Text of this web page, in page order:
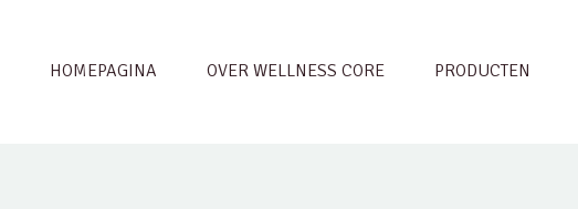
HOMEPAGINA OVER WELLNESS CORE PRODUCTEN